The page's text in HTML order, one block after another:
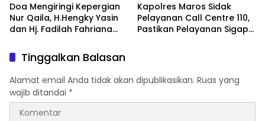
Doa Mengiringi Kepergian
Nur Qaila, H.Hengky Yasin
dan Hj. Fadilah Fahriana
Keluarga
Kapolres Maros Sidak
Pelayanan Call Centre 110,
Pastikan Pelayanan Sigap
Tinggalkan Balasan
Alamat email Anda tidak akan dipublikasikan. Ruas yang
wajib ditandai *